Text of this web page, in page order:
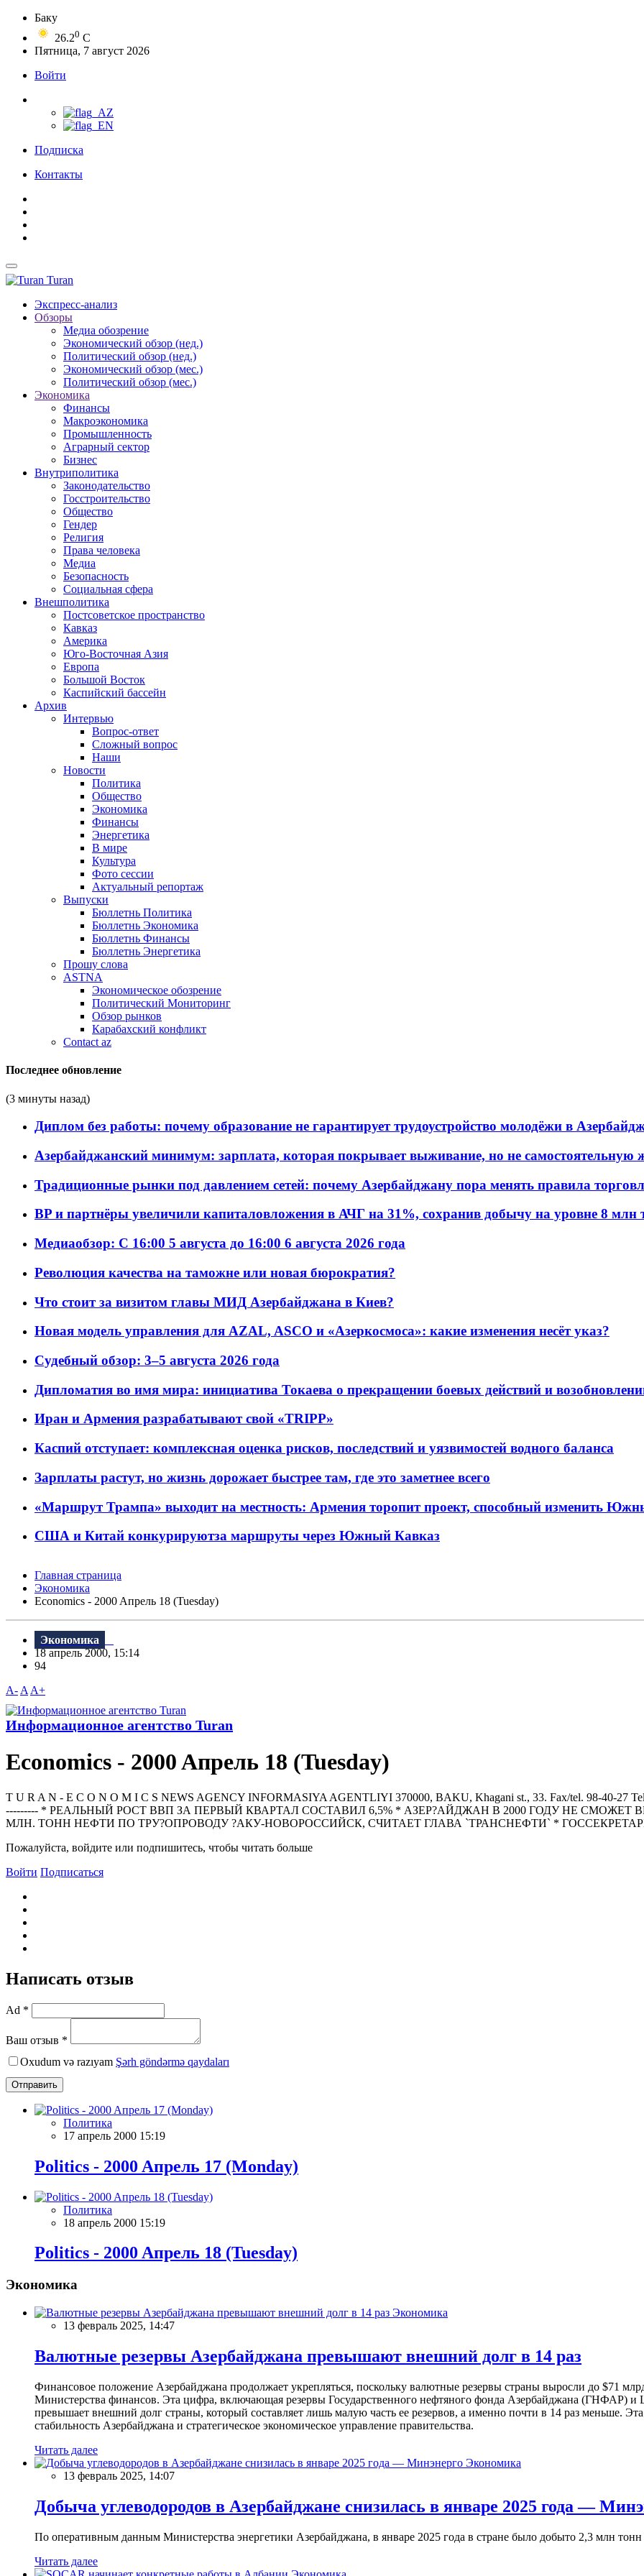
Баку
26.20 C
Пятница, 7 август 2026
Войти
Подписка
Контакты
Turan
Экспресс-анализ
Обзоры
Медиа обозрение
Экономический обзор (нед.)
Политический обзор (нед.)
Экономический обзор (мес.)
Политический обзор (мес.)
Экономика
Финансы
Макроэкономика
Промышленность
Аграрный сектор
Бизнес
Внутриполитика
Законодательство
Госстроительство
Общество
Гендер
Религия
Права человека
Медиа
Безопасность
Социальная сфера
Внешполитика
Постсоветское пространство
Кавказ
Америка
Юго-Восточная Азия
Европа
Большой Восток
Каспийский бассейн
Архив
Интервью
Вопрос-ответ
Сложный вопрос
Наши
Новости
Политика
Общество
Экономика
Финансы
Энергетика
В мире
Культура
Фото сессии
Актуальный репортаж
Выпуски
Бюллетнь Политика
Бюллетнь Экономика
Бюллетнь Финансы
Бюллетнь Энергетика
Прошу слова
ASTNA
Экономическое обозрение
Политический Мониторинг
Обзор рынков
Карабахский конфликт
Contact az
Последнее обновление
(3 минуты назад)
Диплом без работы: почему образование не гарантирует трудоустройство молодёжи в
Азербайджанский минимум: зарплата, которая покрывает выживание, но не самостоятельную
Традиционные рынки под давлением сетей: почему Азербайджану пора менять правила
BP и партнёры увеличили капиталовложения в АЧГ на 31%, сохранив добычу на уровне 8 млн
Медиаобзор: С 16:00 5 августа до 16:00 6 августа 2026 года
Революция качества на таможне или новая бюрократия?
Что стоит за визитом главы МИД Азербайджана в Киев?
Новая модель управления для AZAL, ASCO и «Азеркосмоса»: какие изменения несёт указ?
Судебный обзор: 3–5 августа 2026 года
Дипломатия во имя мира: инициатива Токаева о прекращении боевых действий и
Иран и Армения разрабатывают свой «TRIPP»
Каспий отступает: комплексная оценка рисков, последствий и уязвимостей водного баланса
Зарплаты растут, но жизнь дорожает быстрее там, где это заметнее всего
«Маршрут Трампа» выходит на местность: Армения торопит проект, способный изменить
США и Китай конкурируютза маршруты через Южный Кавказ
Главная страница
Экономика
Economics - 2000 Aпрель 18 (Tuesday)
Экономика
18 апрель 2000, 15:14
94
A- A A+
Информационное агентство Turan
Economics - 2000 Aпрель 18 (Tuesday)
T U R A N - E C O N O M I C S NEWS AGENCY INFORMASIYA AGENTLIYI 370000, BAKU, Khagani st., 33. Fax/tel. 98-40-27
--------- * РЕАЛЬНЫЙ РОСТ ВВП ЗА ПЕРВЫЙ КВАРТАЛ СОСТАВИЛ 6,5% * АЗЕР?АЙДЖАН В 2000 ГОДУ НЕ
МЛН. ТОНН НЕФТИ ПО ТРУ?ОПРОВОДУ ?АКУ-НОВОРОССИЙСК, СЧИТАЕТ ГЛАВА `ТРАНСНЕФТИ` *
Пожалуйста, войдите или подпишитесь, чтобы читать больше
Войти Подписаться
Написать отзыв
Ad *
Ваш отзыв *
Oxudum və razıyam Şərh göndərmə qaydaları
Отправить
Политика
17 апрель 2000 15:19
Politics - 2000 Aпрель 17 (Monday)
Политика
18 апрель 2000 15:19
Politics - 2000 Aпрель 18 (Tuesday)
Экономика
Экономика
13 февраль 2025, 14:47
Валютные резервы Азербайджана превышают внешний долг в 14 раз
Финансовое положение Азербайджана продолжает укрепляться, поскольку валютные резервы страны выросли до $71
Министерства финансов. Эта цифра, включающая резервы Государственного нефтяного фонда Азербайджана (ГНФАР) и
превышает внешний долг страны, который составляет лишь малую часть ее резервов, а именно почти в 14 раз меньше.
стабильность Азербайджана и стратегическое экономическое управление правительства.
Читать далее
Экономика
13 февраль 2025, 14:07
Добыча углеводородов в Азербайджане снизилась в январе 2025 года —
По оперативным данным Министерства энергетики Азербайджана, в январе 2025 года в стране было добыто 2,3 млн тонн
Читать далее